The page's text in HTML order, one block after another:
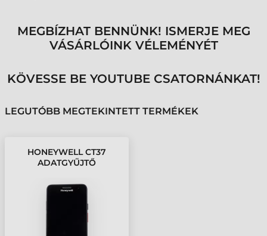
MEGBÍZHAT BENNÜNK! ISMERJE MEG
VÁSÁRLÓINK VÉLEMÉNYÉT
KÖVESSE BE YOUTUBE CSATORNÁNKAT!
LEGUTÓBB MEGTEKINTETT TERMÉKEK
HONEYWELL CT37
ADATGYŰJTŐ